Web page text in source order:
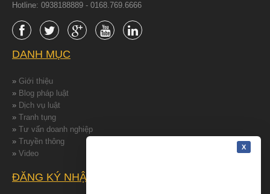
Hotline: 0938188889 - 0168.769.6666
DANH MỤC
» Giới thiệu
» Blog pháp luật
» Dịch vụ luật
» Tranh tụng
» Tư vấn doanh nghiệp
» Truyền thông
» Video
ĐĂNG KÝ NHẬN TIN